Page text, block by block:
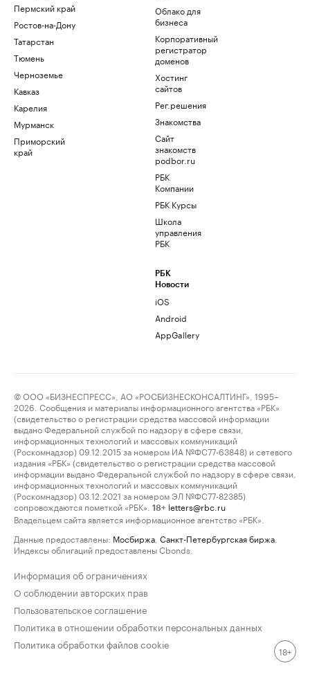
Пермский край
Ростов-на-Дону
Татарстан
Тюмень
Черноземье
Кавказ
Карелия
Мурманск
Приморский
край
Облако для
бизнеса
Корпоративный
регистратор
доменов
Хостинг
сайтов
Рег.решения
Знакомства
Сайт
знакомств
podbor.ru
РБК
Компании
РБК Курсы
Школа
управления
РБК
РБК
Новости
iOS
Android
AppGallery
© ООО «БИЗНЕСПРЕСС», АО «РОСБИЗНЕСКОНСАЛТИНГ», 1995–
2026. Сообщения и материалы информационного агентства «РБК»
(свидетельство о регистрации средства массовой информации
выдано Федеральной службой по надзору в сфере связи,
информационных технологий и массовых коммуникаций
(Роскомнадзор) 09.12.2015 за номером ИА №ФС77-63848) и сетевого
издания «РБК» (свидетельство о регистрации средства массовой
информации выдано Федеральной службой по надзору в сфере связи,
информационных технологий и массовых коммуникаций
(Роскомнадзор) 03.12.2021 за номером ЭЛ №ФС77-82385)
сопровождаются пометкой «РБК».
18+ letters@rbc.ru
Владельцем сайта является информационное агентство «РБК».
Данные предоставлены: Мосбиржа Санкт-Петербургская биржа
Индексы облигаций предоставлены Cbonds.
Информация об ограничениях
О соблюдении авторских прав
Пользовательское соглашение
Политика в отношении обработки персональных данных
Политика обработки файлов cookie
18+